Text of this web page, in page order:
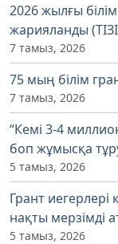
2026 жылғы
жарияланды
7 тамыз, 2026
75 мың білім
7 тамыз, 2026
“Кемі 3-4
боп жұмысқа
5 тамыз, 2026
Грант иегерлері
нақты мерзімді
5 тамыз, 2026